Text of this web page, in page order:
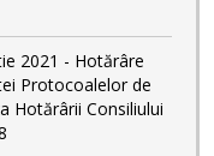
2021 - Hotărâre
Protocoalelor de
Hotărârii Consiliului